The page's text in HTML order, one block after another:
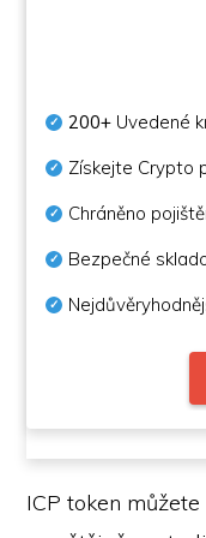
200+ Uvedené
Získejte Crypto
Chráněno
Bezpečné
ICP token